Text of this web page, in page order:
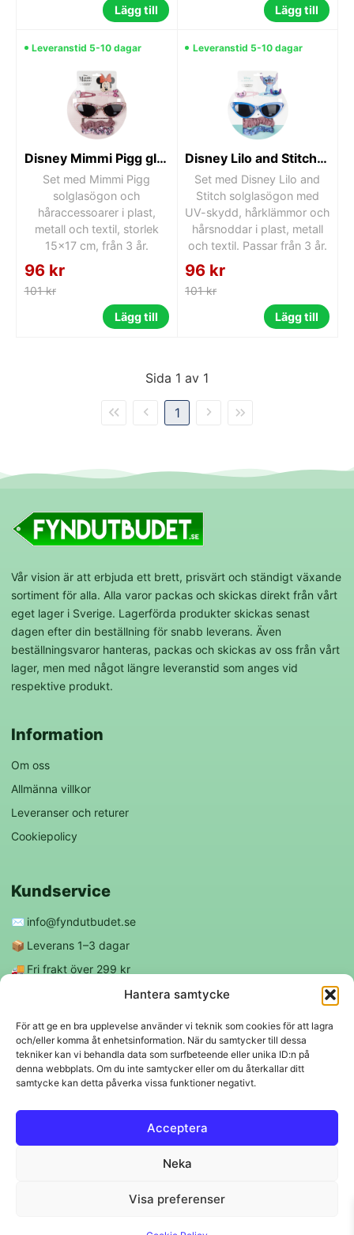
Hantera samtycke
För att ge en bra upplevelse använder vi teknik som cookies för att lagra
och/eller komma åt enhetsinformation. När du samtycker till dessa
tekniker kan vi behandla data som surfbeteende eller unika ID:n på
denna webbplats. Om du inte samtycker eller om du återkallar ditt
samtycke kan detta påverka vissa funktioner negativt.
Acceptera
Neka
Visa preferenser
Lägg till
Lägg till
Leveranstid 5-10 dagar
Disney Mimmi Pigg glittriga solglasögon och håraccessoarer set
Set med Mimmi Pigg
solglasögon och
håraccessoarer i plast,
metall och textil, storlek
15x17 cm, från 3 år.
96 kr
101 kr
Lägg till
Leveranstid 5-10 dagar
Disney Lilo and Stitch solglasögon och håraccessoarset
Set med Disney Lilo and
Stitch solglasögon med
UV-skydd, hårklämmor och
hårsnoddar i plast, metall
och textil. Passar från 3 år.
96 kr
101 kr
Lägg till
Sida 1 av 1
1
Vår vision är att erbjuda ett brett, prisvärt och ständigt växande
sortiment för alla. Alla varor packas och skickas direkt från vårt
eget lager i Sverige. Lagerförda produkter skickas senast
dagen efter din beställning för snabb leverans. Även
beställningsvaror hanteras, packas och skickas av oss från vårt
lager, men med något längre leveranstid som anges vid
respektive produkt.
Information
Om oss
Allmänna villkor
Leveranser och returer
Cookiepolicy
Kundservice
✉️ info@fyndutbudet.se
📦 Leverans 1–3 dagar
🚚 Fri frakt över 299 kr
Följ oss
f ◎
Trygga betalningar
Swish